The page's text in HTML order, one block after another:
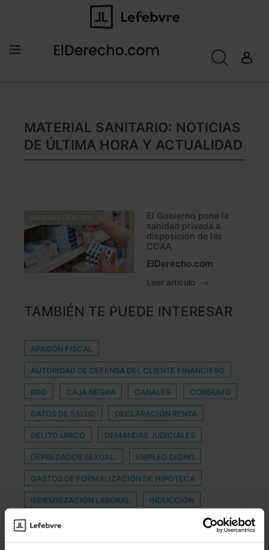
MATERIAL SANITARIO: NOTICIAS
DE ÚLTIMA HORA Y ACTUALIDAD
El Gobierno pone la
sanidad privada a
disposición de las
CCAA
ElDerecho.com
Leer artículo
TAMBIÉN TE PUEDE INTERESAR
APAGÓN FISCAL
AUTORIDAD DE DEFENSA DEL CLIENTE FINANCIERO
BDO CAJA NEGRA CANALES CONSUMO
DATOS DE SALUD DECLARACIÓN RENTA
DELITO ÚNICO DEMANDAS JUDICIALES
DEPREDADOR SEXUAL. EMPLEO DIGNO
GASTOS DE FORMALIZACIÓN DE HIPOTECA
INDEMNIZACIÓN LABORAL INDUCCIÓN
MEDIO INFORMATIVO NACION
OCIO PARADO PATRIMONIOS POTESTAD